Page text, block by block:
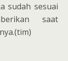
sudah sesuai
saat